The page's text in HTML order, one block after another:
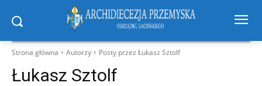
Strona główna Autorzy Posty przez Łukasz Sztolf
Łukasz Sztolf